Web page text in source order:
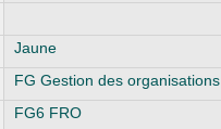
Jaune
FG Gestion des organisations
FG6 FRO